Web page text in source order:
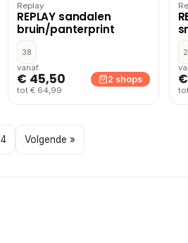
Replay
REPLAY sandalen
bruin/panterprint
38
vanaf
€ 45,50
tot € 64,99
2 shops
4 Volgende »